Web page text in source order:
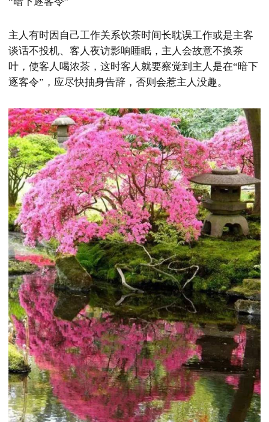
主人有时因自己工作关系饮茶时间长耽误工作或是主客
谈话不投机、客人夜访影响睡眠，主人会故意不换茶
叶，使客人喝浓茶，这时客人就要察觉到主人是在“暗下
逐客令”，应尽快抽身告辞，否则会惹主人没趣。